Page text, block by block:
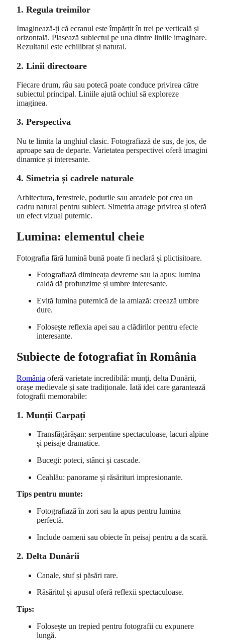
1. Regula treimilor
Imaginează-ți că ecranul este împărțit în trei pe verticală și
orizontală. Plasează subiectul pe una dintre liniile imaginare.
Rezultatul este echilibrat și natural.
2. Linii directoare
Fiecare drum, râu sau potecă poate conduce privirea către
subiectul principal. Liniile ajută ochiul să exploreze
imaginea.
3. Perspectiva
Nu te limita la unghiul clasic. Fotografiază de sus, de jos, de
aproape sau de departe. Varietatea perspectivei oferă imagini
dinamice și interesante.
4. Simetria și cadrele naturale
Arhitectura, ferestrele, podurile sau arcadele pot crea un
cadru natural pentru subiect. Simetria atrage privirea și oferă
un efect vizual puternic.
Lumina: elementul cheie
Fotografia fără lumină bună poate fi neclară și plictisitoare.
Fotografiază dimineața devreme sau la apus: lumina
caldă dă profunzime și umbre interesante.
Evită lumina puternică de la amiază: creează umbre
dure.
Folosește reflexia apei sau a clădirilor pentru efecte
interesante.
Subiecte de fotografiat în România
România oferă varietate incredibilă: munți, delta Dunării,
orașe medievale și sate tradiționale. Iată idei care garantează
fotografii memorabile:
1. Munții Carpați
Transfăgărășan: serpentine spectaculoase, lacuri alpine
și peisaje dramatice.
Bucegi: poteci, stânci și cascade.
Ceahlău: panorame și răsărituri impresionante.
Tips pentru munte:
Fotografiază în zori sau la apus pentru lumina
perfectă.
Include oameni sau obiecte în peisaj pentru a da scară.
2. Delta Dunării
Canale, stuf și păsări rare.
Răsăritul și apusul oferă reflexii spectaculoase.
Tips:
Folosește un trepied pentru fotografii cu expunere
lungă.